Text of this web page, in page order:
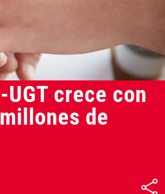
29/07/2025
crece con
de